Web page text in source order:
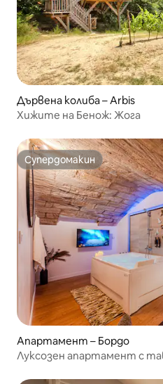
Дървена колиба – Arbis
Хижите на Бенож: Жога
Супердомакин
Супердомакин
Апартамент – Бордо
Луксозен апартамент с